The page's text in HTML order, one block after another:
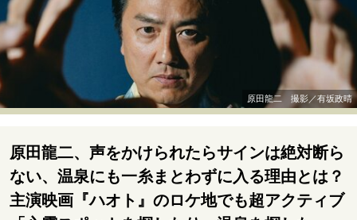
注目の記事テーマで探す
運命を変えた出会い 決断の裏側
挫折からの再起
未知への挑戦
プロフェッショナルの矜持
表現者の葛藤
人生が動いた日 10代の挫折と原点
原田龍二 撮影／有坂政晴
原田龍二、声をかけられたらサインは絶対断ら
ない、温泉にも一糸まとわずに入る理由とは？
主演映画『ハオト』のロケ地でも超アクティブ